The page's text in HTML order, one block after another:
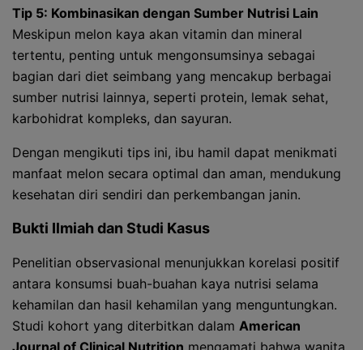
Tip 5: Kombinasikan dengan Sumber Nutrisi Lain
Meskipun melon kaya akan vitamin dan mineral
tertentu, penting untuk mengonsumsinya sebagai
bagian dari diet seimbang yang mencakup berbagai
sumber nutrisi lainnya, seperti protein, lemak sehat,
karbohidrat kompleks, dan sayuran.
Dengan mengikuti tips ini, ibu hamil dapat menikmati
manfaat melon secara optimal dan aman, mendukung
kesehatan diri sendiri dan perkembangan janin.
Bukti Ilmiah dan Studi Kasus
Penelitian observasional menunjukkan korelasi positif
antara konsumsi buah-buahan kaya nutrisi selama
kehamilan dan hasil kehamilan yang menguntungkan.
Studi kohort yang diterbitkan dalam American
Journal of Clinical Nutrition mengamati bahwa wanita